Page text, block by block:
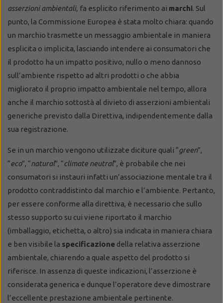
asserzioni ambientali, fa esplicito riferimento ai marchi. Sul
punto, la Commissione Europea è stata molto chiara: quando
un marchio trasmette un messaggio ambientale in maniera
esplicita o implicita, lasciando intendere ai consumatori che
il prodotto ha un impatto positivo, nullo o meno dannoso
sull’ambiente rispetto ad altri prodotti o che abbia
migliorato il proprio impatto ambientale nel tempo, allora
anche il marchio sottostà al divieto di asserzioni ambientali
generiche previsto dalla Direttiva, indipendentemente dalla
sua registrazione.
Se in un marchio vengono utilizzate diciture quali “green”,
“eco”, “natural”, “climate neutral”, è probabile che nei
consumatori si instauri infatti un’associazione mentale tra il
prodotto contraddistinto dal marchio e l’ambiente. Pertanto,
per essere conforme alla direttiva, è necessario che sullo
stesso supporto su cui viene riportato il marchio
(imballaggio, etichetta, o altro) sia indicata in maniera chiara
e ben visibile la specificazione della relativa asserzione
ambientale, chiarendo a quale aspetto del prodotto si
riferisce. In assenza di queste indicazioni, l’asserzione è
considerata generica e dunque l’operatore deve dimostrare
l’eccellente prestazione ambientale pertinente.